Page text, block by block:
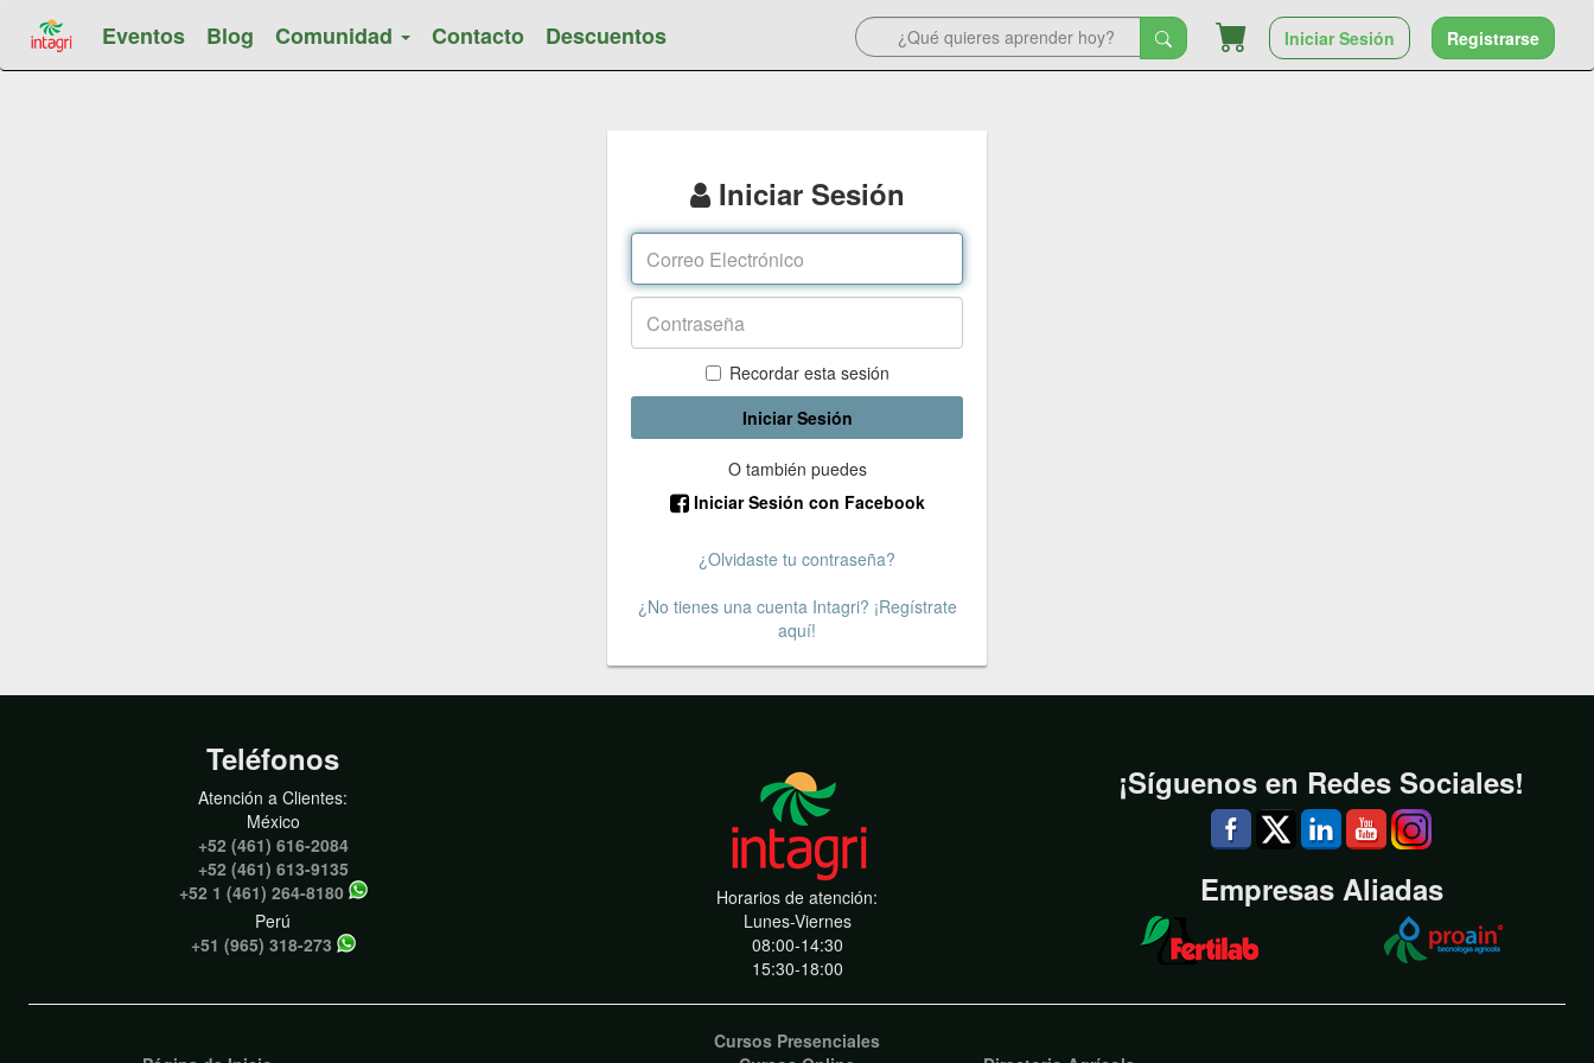
Eventos Blog Comunidad Contacto Descuentos Iniciar Sesión Registrarse
Iniciar Sesión
Recordar esta sesión
Iniciar Sesión
O también puedes
Iniciar Sesión con Facebook
¿Olvidaste tu contraseña?
¿No tienes una cuenta Intagri? ¡Regístrate
aquí!
Teléfonos
Atención a Clientes:
México
+52 (461) 616-2084
+52 (461) 613-9135
+52 1 (461) 264-8180
Perú
+51 (965) 318-273
Horarios de atención:
Lunes-Viernes
08:00-14:30
15:30-18:00
¡Síguenos en Redes Sociales!
Empresas Aliadas
Cursos Presenciales